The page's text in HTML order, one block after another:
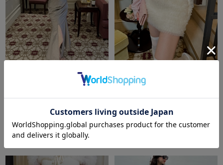
check high waist mermaid
skirt
￥14,300
￥13,750